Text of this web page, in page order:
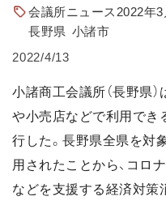
会議所ニュース2022年
長野県 小諸市
2022/4/13
小諸商工会議所（長野県
や小売店などで利用でき
行した。長野県全県を対
用されたことから、コロ
などを支援する経済対策